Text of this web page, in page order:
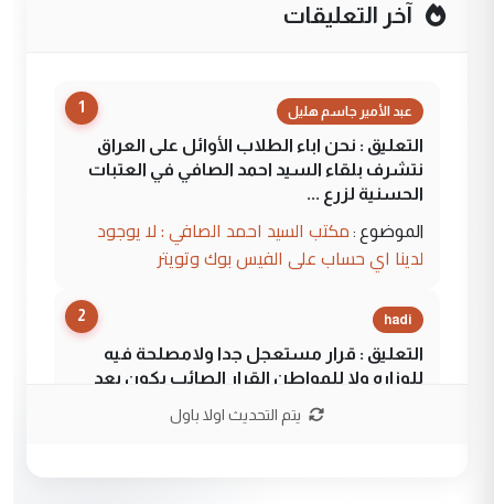
آخر التعليقات
1 عبد الأمير جاسم هليل
التعليق : نحن اباء الطلاب الأوائل على العراق
نتشرف بلقاء السيد احمد الصافي في العتبات
الحسنية لزرع ...
الموضوع : مكتب السيد احمد الصافي : لا يوجود
لدينا اي حساب على الفيس بوك وتويتر
2 hadi
التعليق : قرار مستعجل جدا ولامصلحة فيه
للوزاره ولا للمواطن القرار الصائب يكون بعد
يتم التحديث اولا باول